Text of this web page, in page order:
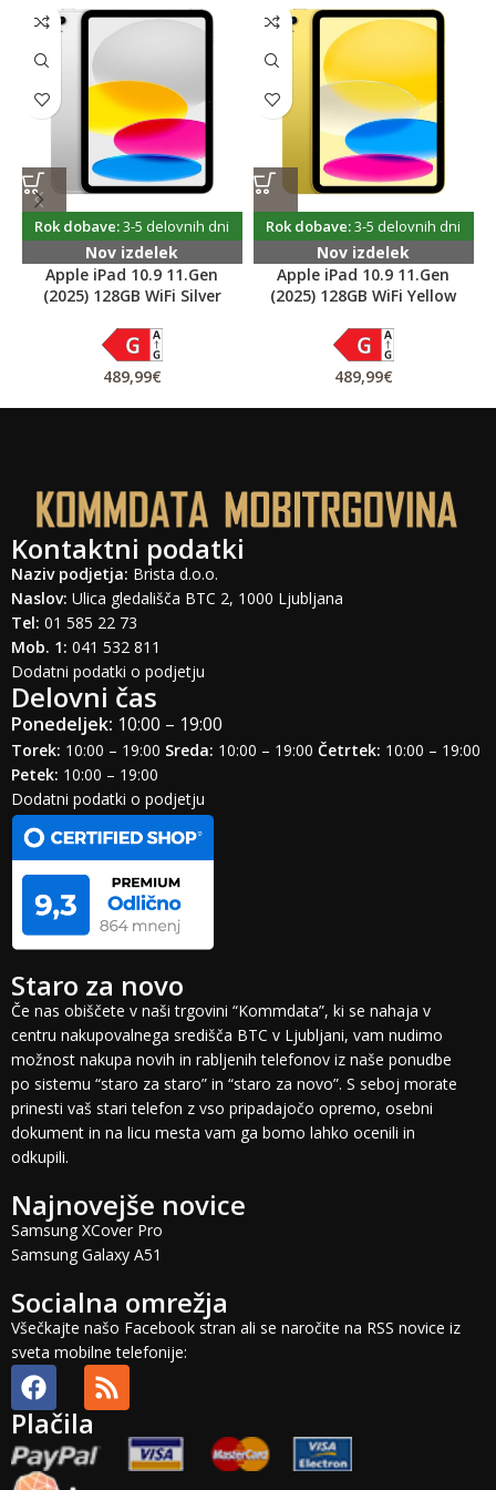
BATERIJA
Vrsta: Si/C Li-Ion 12450 mAh, neodstranljiva
Polnjenje: Hitro polnjenje 66 W
5W povratno
Barve: Grey
Rok dobave:3-5 delovnih dni
Nov izdelek
Apple iPad 10.9 11.Gen
(2025) 128GB WiFi Silver
489,99€
Rok dobave:3-5 delovnih dni
Nov izdelek
Apple iPad 10.9 11.Gen
(2025) 128GB WiFi Yellow
489,99€
Kontaktni podatki
Naziv podjetja: Brista d.o.o.
Naslov: Ulica gledališča BTC 2, 1000 Ljubljana
Tel: 01 585 22 73
Mob. 1: 041 532 811
Dodatni podatki o podjetju
Delovni čas
Ponedeljek: 10:00 – 19:00
Torek: 10:00 – 19:00 Sreda: 10:00 – 19:00 Četrtek: 10:00 – 19:00
Petek: 10:00 – 19:00
Dodatni podatki o podjetju
Staro za novo
Če nas obiščete v naši trgovini “Kommdata”, ki se nahaja v
centru nakupovalnega središča BTC v Ljubljani, vam nudimo
možnost nakupa novih in rabljenih telefonov iz naše ponudbe
po sistemu “staro za staro” in “staro za novo”. S seboj morate
prinesti vaš stari telefon z vso pripadajočo opremo, osebni
dokument in na licu mesta vam ga bomo lahko ocenili in
odkupili.
Najnovejše novice
Samsung XCover Pro
Samsung Galaxy A51
Socialna omrežja
Všečkajte našo Facebook stran ali se naročite na RSS novice iz
sveta mobilne telefonije:
Plačila